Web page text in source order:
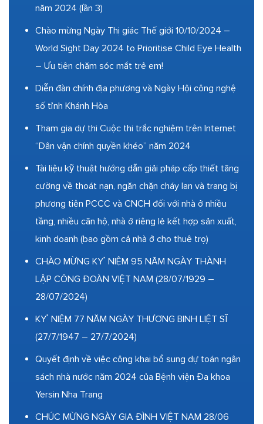
năm 2024 (lần 3)
Chào mừng Ngày Thị giác Thế giới 10/10/2024 –
World Sight Day 2024 to Prioritise Child Eye Health
– Ưu tiên chăm sóc mắt trẻ em!
Diễn đàn chính địa phương và Ngày Hội công nghệ
số tỉnh Khánh Hòa
Tham gia dự thi Cuộc thi trắc nghiệm trên Internet
“Dân vận chính quyền khéo” năm 2024
Tài liệu kỹ thuật hướng dẫn giải pháp cấp thiết tăng
cường về thoát nạn, ngăn chặn cháy lan và trang bị
phương tiện PCCC và CNCH đối với nhà ở nhiều
tầng, nhiều căn hộ, nhà ở riêng lẻ kết hợp sản xuất,
kinh doanh (bao gồm cả nhà ở cho thuê trọ)
CHÀO MỪNG KỶ NIỆM 95 NĂM NGÀY THÀNH
LẬP CÔNG ĐOÀN VIỆT NAM (28/07/1929 –
28/07/2024)
KỶ NIỆM 77 NĂM NGÀY THƯƠNG BINH LIỆT SĨ
(27/7/1947 – 27/7/2024)
Quyết định về việc công khai bổ sung dự toán ngân
sách nhà nước năm 2024 của Bệnh viện Đa khoa
Yersin Nha Trang
CHÚC MỪNG NGÀY GIA ĐÌNH VIỆT NAM 28/06